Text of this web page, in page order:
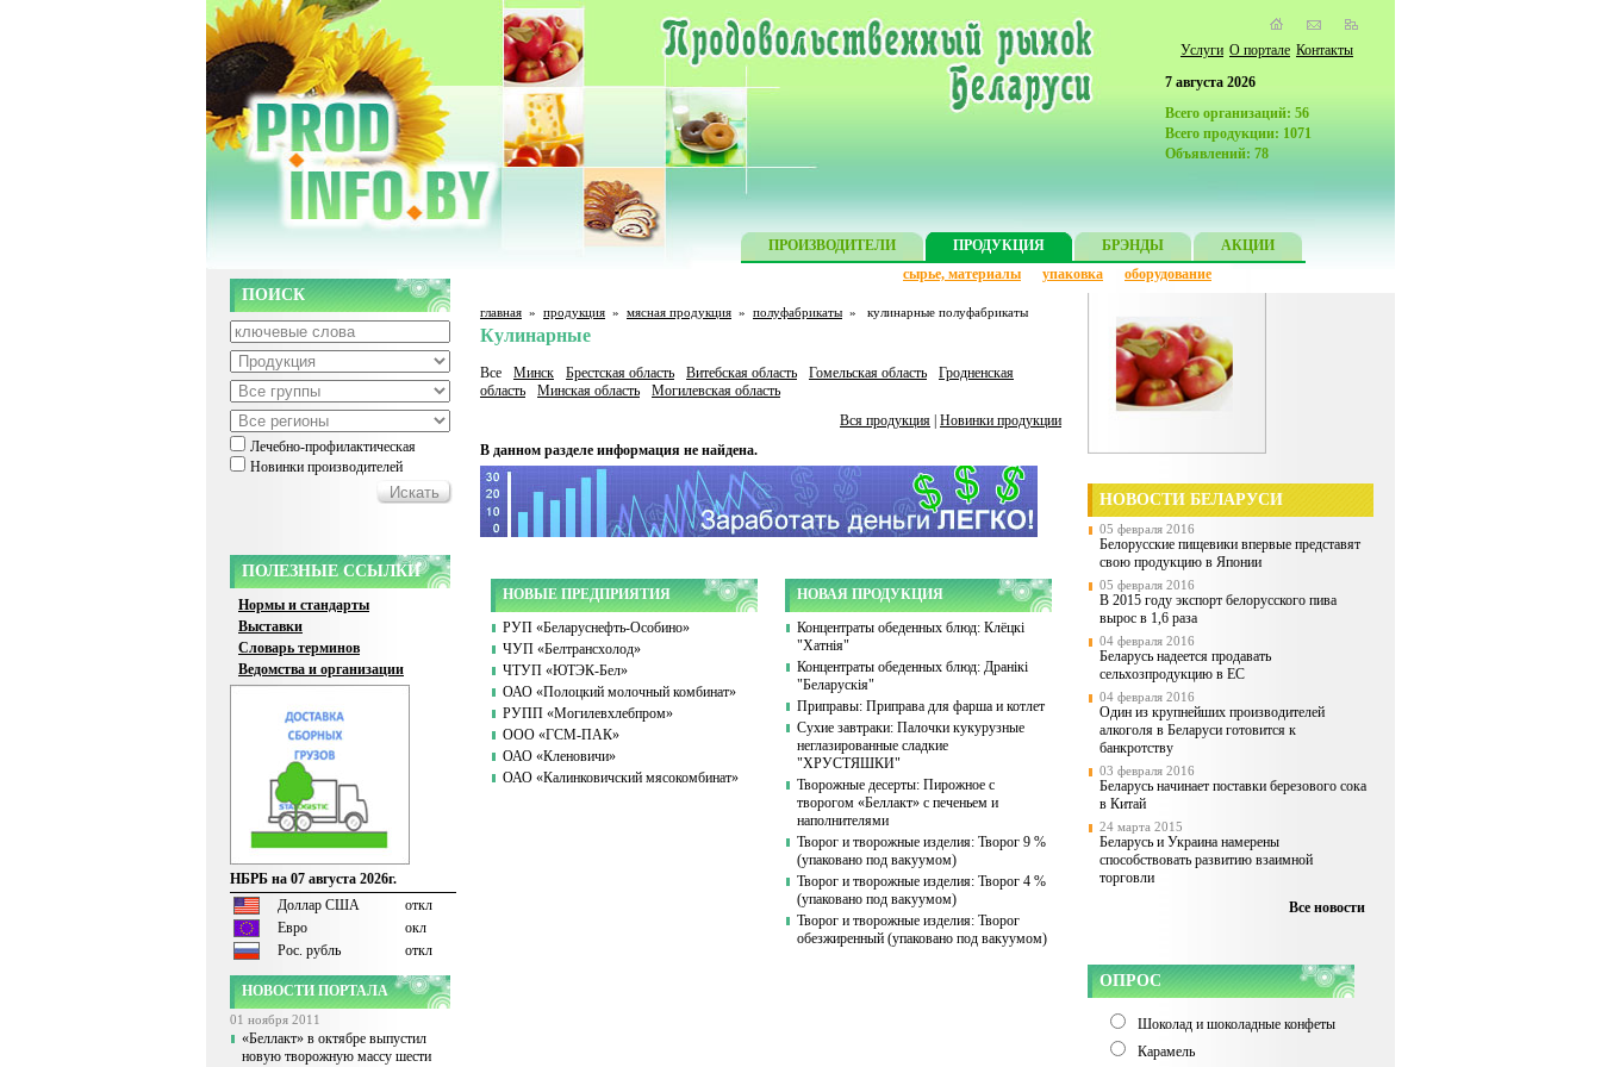
7 августа 2026
Всего организаций: 56
Всего продукции: 1071
Объявлений: 78
ПРОИЗВОДИТЕЛИ ПРОДУКЦИЯ БРЭНДЫ
АКЦИИ
сырье, материалы
упаковка оборудование
Услуги О портале Контакты
ПОИСК
Лечебно-профилактическая
Новинки производителей
ПОЛЕЗНЫЕ ССЫЛКИ
Нормы и стандарты
Выставки
Словарь терминов
Ведомства и организации
НБРБ на 07 августа 2026г.
Доллар США
откл
Евро
окл
Рос. рубль
откл
НОВОСТИ ПОРТАЛА
01 ноября 2011
«Беллакт» в октябре выпустил
новую творожную массу шести
главная » продукция » мясная продукция » полуфабрикаты » кулинарные полуфабрикаты
Кулинарные
Все Минск Брестская область Витебская область Гомельская область
Гродненская
область
Минская область
Могилевская область
Вся продукция Новинки продукции
В данном разделе информация не найдена.
НОВЫЕ ПРЕДПРИЯТИЯ
РУП «Беларуснефть-Особино»
ЧУП «Белтрансхолод»
ЧТУП «ЮТЭК-Бел»
ОАО «Полоцкий молочный комбинат»
РУПП «Могилевхлебпром»
ООО «ГСМ-ПАК»
ОАО «Кленовичи»
ОАО «Калинковичский мясокомбинат»
НОВАЯ ПРОДУКЦИЯ
Концентраты обеденных блюд: Клёцкі
"Хатнія"
Концентраты обеденных блюд: Дранікі
"Беларускія"
Приправы: Приправа для фарша и котлет
Сухие завтраки: Палочки кукурузные
неглазированные сладкие
"ХРУСТЯШКИ"
Творожные десерты: Пирожное с
творогом «Беллакт» с печеньем и
наполнителями
Творог и творожные изделия: Творог 9 %
(упаковано под вакуумом)
Творог и творожные изделия: Творог 4 %
(упаковано под вакуумом)
Творог и творожные изделия: Творог
обезжиренный (упаковано под вакуумом)
НОВОСТИ БЕЛАРУСИ
05 февраля 2016
Белорусские пищевики впервые представят
свою продукцию в Японии
05 февраля 2016
В 2015 году экспорт белорусского пива
вырос в 1,6 раза
04 февраля 2016
Беларусь надеется продавать
сельхозпродукцию в ЕС
04 февраля 2016
Один из крупнейших производителей
алкоголя в Беларуси готовится к
банкротству
03 февраля 2016
Беларусь начинает поставки березового сока
в Китай
24 марта 2015
Беларусь и Украина намерены
способствовать развитию взаимной
торговли
Все новости
ОПРОС
Шоколад и шоколадные конфеты
Карамель